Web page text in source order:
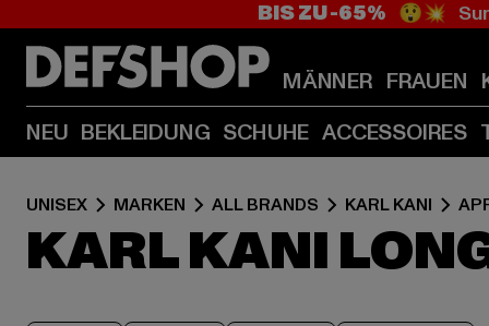
BIS ZU -65% 😲💥
MÄNNER FRAUEN
NEU BEKLEIDUNG SCHUHE ACCESSOIRES
UNISEX MARKEN ALL BRANDS KARL KANI
KARL KANI